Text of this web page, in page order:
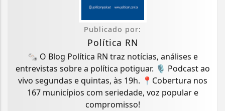
Publicado por:
Política RN
🗞️ O Blog Política RN traz notícias, análises e
entrevistas sobre a política potiguar. 🎙️ Podcast ao
vivo segundas e quintas, às 19h. 📍Cobertura nos
167 municípios com seriedade, voz popular e
compromisso!